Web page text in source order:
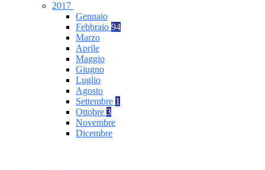
2017
Gennaio
Febbraio 94
Marzo
Aprile
Maggio
Giugno
Luglio
Agosto
Settembre 1
Ottobre 3
Novembre
Dicembre